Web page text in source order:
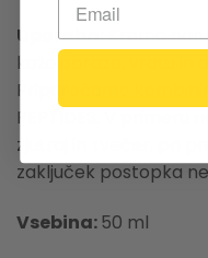
Uporaba:Kremo
kožo obraza, vratu in
Priporočamo
PEPTIDES. V primeru
zjutraj in zvečer, pri
zaključek postopka
Vsebina: 50 ml